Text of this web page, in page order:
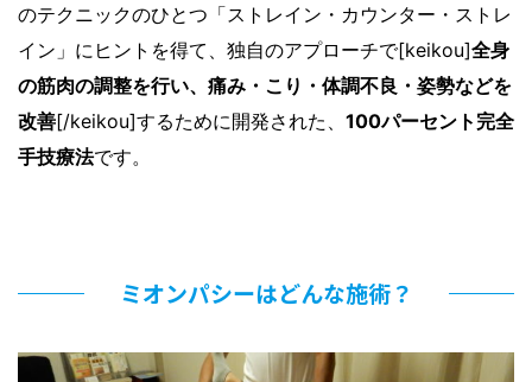
のテクニックのひとつ「ストレイン・カウンター・ストレ
イン」にヒントを得て、独自のアプローチで[keikou]全身
の筋肉の調整を行い、痛み・こり・体調不良・姿勢などを
改善[/keikou]するために開発された、 100パーセント完全
手技療法です。
ミオンパシーはどんな施術？